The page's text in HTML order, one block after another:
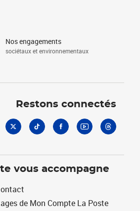
Nos engagements
sociétaux et environnementaux
Restons connectés
vous accompagne
de Mon Compte La Poste